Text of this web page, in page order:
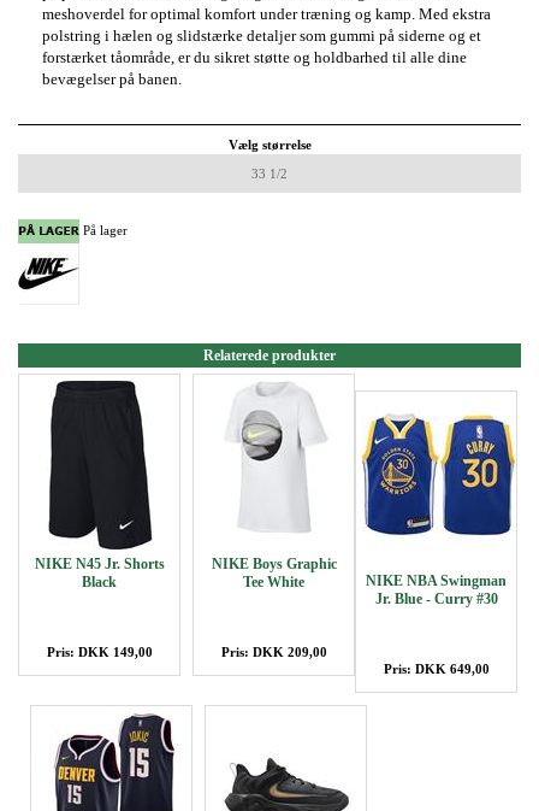
meshoverdel for optimal komfort under træning og kamp. Med ekstra
polstring i hælen og slidstærke detaljer som gummi på siderne og et
forstærket tåområde, er du sikret støtte og holdbarhed til alle dine
bevægelser på banen.
Vælg størrelse
33 1/2
På lager
Relaterede produkter
NIKE N45 Jr. Shorts
Black
Pris: DKK 149,00
NIKE Boys Graphic
Tee White
Pris: DKK 209,00
NIKE NBA Swingman
Jr. Blue - Curry #30
Pris: DKK 649,00